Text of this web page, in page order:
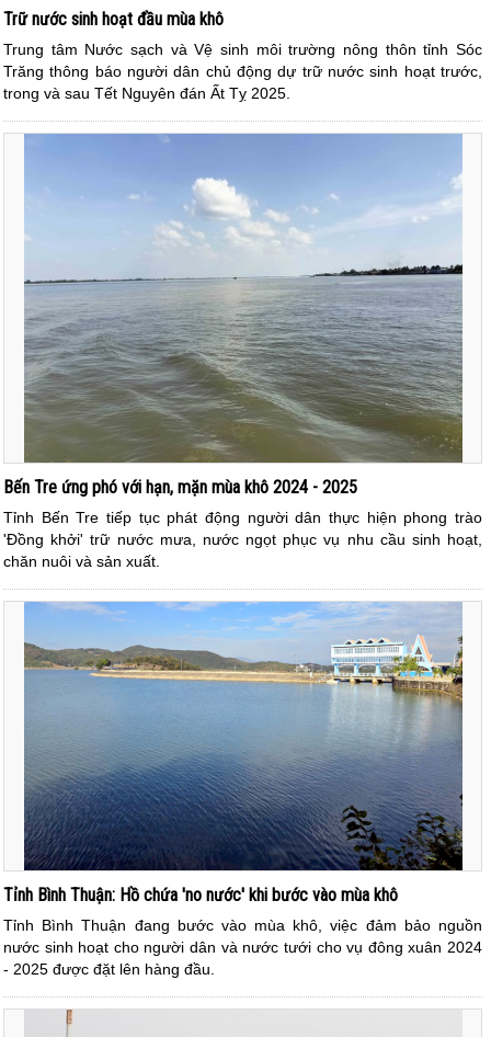
Trữ nước sinh hoạt đầu mùa khô
Trung tâm Nước sạch và Vệ sinh môi trường nông thôn tỉnh Sóc
Trăng thông báo người dân chủ động dự trữ nước sinh hoạt trước,
trong và sau Tết Nguyên đán Ất Tỵ 2025.
Bến Tre ứng phó với hạn, mặn mùa khô 2024 - 2025
Tỉnh Bến Tre tiếp tục phát động người dân thực hiện phong trào
'Đồng khởi' trữ nước mưa, nước ngọt phục vụ nhu cầu sinh hoạt,
chăn nuôi và sản xuất.
Tỉnh Bình Thuận: Hồ chứa 'no nước' khi bước vào mùa khô
Tỉnh Bình Thuận đang bước vào mùa khô, việc đảm bảo nguồn
nước sinh hoạt cho người dân và nước tưới cho vụ đông xuân 2024
- 2025 được đặt lên hàng đầu.